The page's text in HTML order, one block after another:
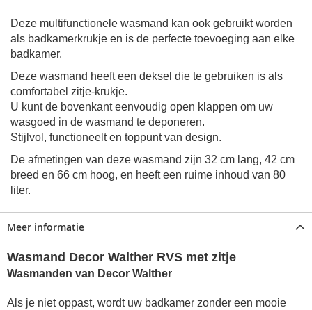
Deze multifunctionele wasmand kan ook gebruikt worden
als badkamerkrukje en is de perfecte toevoeging aan elke
badkamer.
Deze wasmand heeft een deksel die te gebruiken is als
comfortabel zitje-krukje.
U kunt de bovenkant eenvoudig open klappen om uw
wasgoed in de wasmand te deponeren.
Stijlvol, functioneelt en toppunt van design.
De afmetingen van deze wasmand zijn 32 cm lang, 42 cm
breed en 66 cm hoog, en heeft een ruime inhoud van 80
liter.
Meer informatie
Wasmand Decor Walther RVS met zitje
Wasmanden van Decor Walther
Als je niet oppast, wordt uw badkamer zonder een mooie